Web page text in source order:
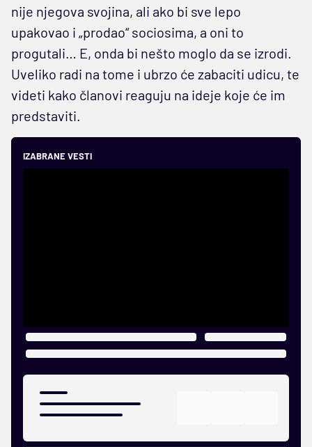
nije njegova svojina, ali ako bi sve lepo
upakovao i „prodao“ sociosima, a oni to
progutali… E, onda bi nešto moglo da se izrodi.
Uveliko radi na tome i ubrzo će zabaciti udicu, te
videti kako članovi reaguju na ideje koje će im
predstaviti.
IZABRANE VESTI